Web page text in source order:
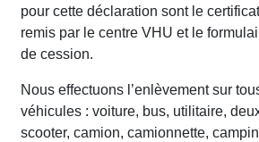
pour cette déclaration sont le
remis par le centre VHU et le
de cession.
Nous effectuons l’enlèvement sur
véhicules : voiture, bus, utilitaire,
scooter, camion, camionnette,